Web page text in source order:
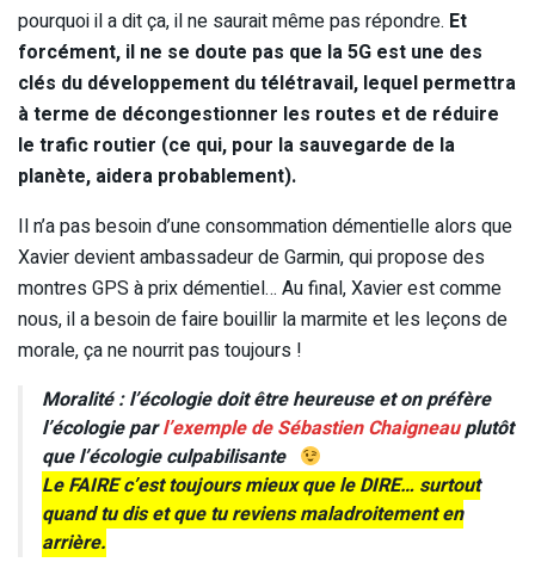
pourquoi il a dit ça, il ne saurait même pas répondre. Et
forcément, il ne se doute pas que la 5G est une des
clés du développement du télétravail, lequel permettra
à terme de décongestionner les routes et de réduire
le trafic routier (ce qui, pour la sauvegarde de la
planète, aidera probablement).
Il n’a pas besoin d’une consommation démentielle alors que
Xavier devient ambassadeur de Garmin, qui propose des
montres GPS à prix démentiel… Au final, Xavier est comme
nous, il a besoin de faire bouillir la marmite et les leçons de
morale, ça ne nourrit pas toujours !
Moralité : l’écologie doit être heureuse et on préfère
l’écologie parl’exemple de Sébastien Chaigneauplutôt
que l’écologie culpabilisante
Le FAIRE c’est toujours mieux que le DIRE… surtout
quand tu dis et que tu reviens maladroitement en
arrière.